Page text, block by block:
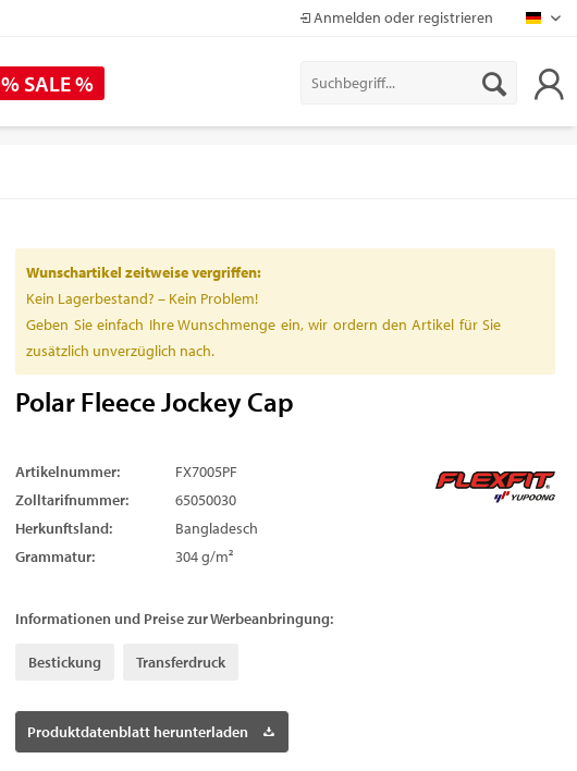
Anmelden oder registrieren
% SALE %
Wunschartikel zeitweise vergriffen:
Kein Lagerbestand? – Kein Problem!
Geben Sie einfach Ihre Wunschmenge ein, wir ordern den Artikel für Sie
zusätzlich unverzüglich nach.
Polar Fleece Jockey Cap
Artikelnummer:
FX7005PF
Zolltarifnummer:
65050030
Herkunftsland:
Bangladesch
Grammatur:
304 g/m²
Informationen und Preise zur Werbeanbringung:
Bestickung Transferdruck
Produktdatenblatt herunterladen